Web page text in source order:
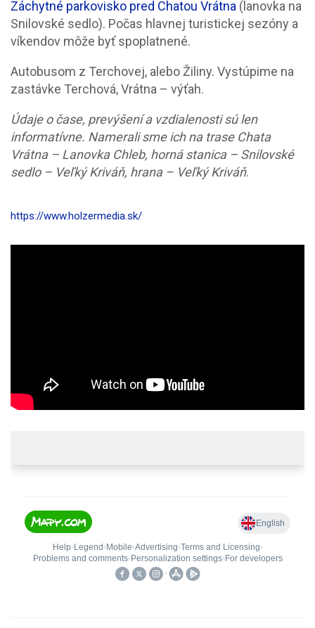
Záchytné parkovisko pred Chatou Vrátna (lanovka na
Snilovské sedlo). Počas hlavnej turistickej sezóny a
víkendov môže byť spoplatnené.
Autobusom z Terchovej, alebo Žiliny. Vystúpime na
zastávke Terchová, Vrátna – výťah.
Údaje o čase, prevýšení a vzdialenosti sú len
informatívne. Namerali sme ich na trase Chata
Vrátna – Lanovka Chleb, horná stanica – Snilovské
sedlo – Veľký Kriváň, hrana – Veľký Kriváň.
https://www.holzermedia.sk/